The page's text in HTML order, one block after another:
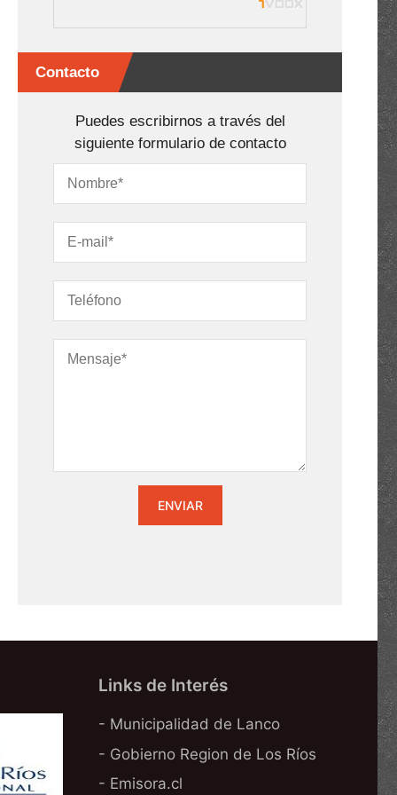
Contacto
Puedes escribirnos a través del
siguiente formulario de contacto
Links de Interés
- Municipalidad de Lanco
- Gobierno Region de Los Ríos
- Emisora.cl